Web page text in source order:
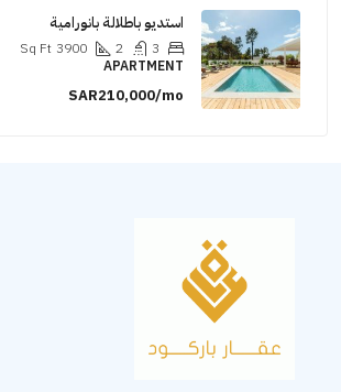
استديو باطلالة بانورامية
3900
Sq Ft
APARTMENT
SAR210,000/mo